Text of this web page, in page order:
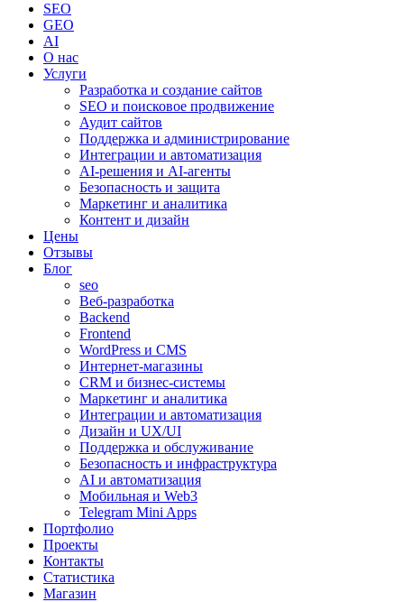
SEO
GEO
AI
О нас
Услуги
Разработка и создание сайтов
SEO и поисковое продвижение
Аудит сайтов
Поддержка и администрирование
Интеграции и автоматизация
AI-решения и AI-агенты
Безопасность и защита
Маркетинг и аналитика
Контент и дизайн
Цены
Отзывы
Блог
seo
Веб-разработка
Backend
Frontend
WordPress и CMS
Интернет-магазины
CRM и бизнес-системы
Маркетинг и аналитика
Интеграции и автоматизация
Дизайн и UX/UI
Поддержка и обслуживание
Безопасность и инфраструктура
AI и автоматизация
Мобильная и Web3
Telegram Mini Apps
Портфолио
Проекты
Контакты
Статистика
Магазин